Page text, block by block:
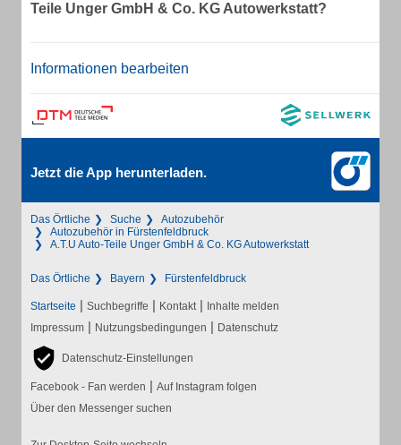
Teile Unger GmbH & Co. KG Autowerkstatt?
Informationen bearbeiten
Jetzt die App herunterladen.
Das Örtliche Suche
Autozubehör
Autozubehör in Fürstenfeldbruck
A.T.U Auto-Teile Unger GmbH & Co. KG Autowerkstatt
Das Örtliche Bayern Fürstenfeldbruck
Startseite | Suchbegriffe | Kontakt | Inhalte melden
Impressum | Nutzungsbedingungen | Datenschutz
Datenschutz-Einstellungen
Facebook - Fan werden | Auf Instagram folgen
Über den Messenger suchen